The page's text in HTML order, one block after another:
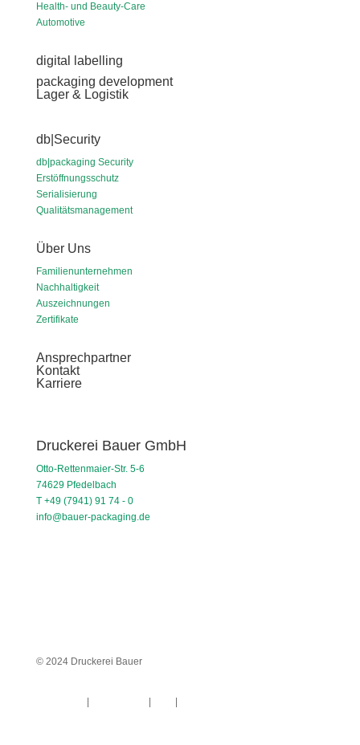
Health- und Beauty-Care
Automotive
digital labelling
packaging development
Lager & Logistik
db|Security
db|packaging Security
Erstöffnungsschutz
Serialisierung
Qualitätsmanagement
Über Uns
Familienunternehmen
Nachhaltigkeit
Auszeichnungen
Zertifikate
Ansprechpartner
Kontakt
Karriere
Druckerei Bauer GmbH
Otto-Rettenmaier-Str. 5-6
74629 Pfedelbach
T +49 (7941) 91 74 - 0
info@bauer-packaging.de
© 2024 Druckerei Bauer